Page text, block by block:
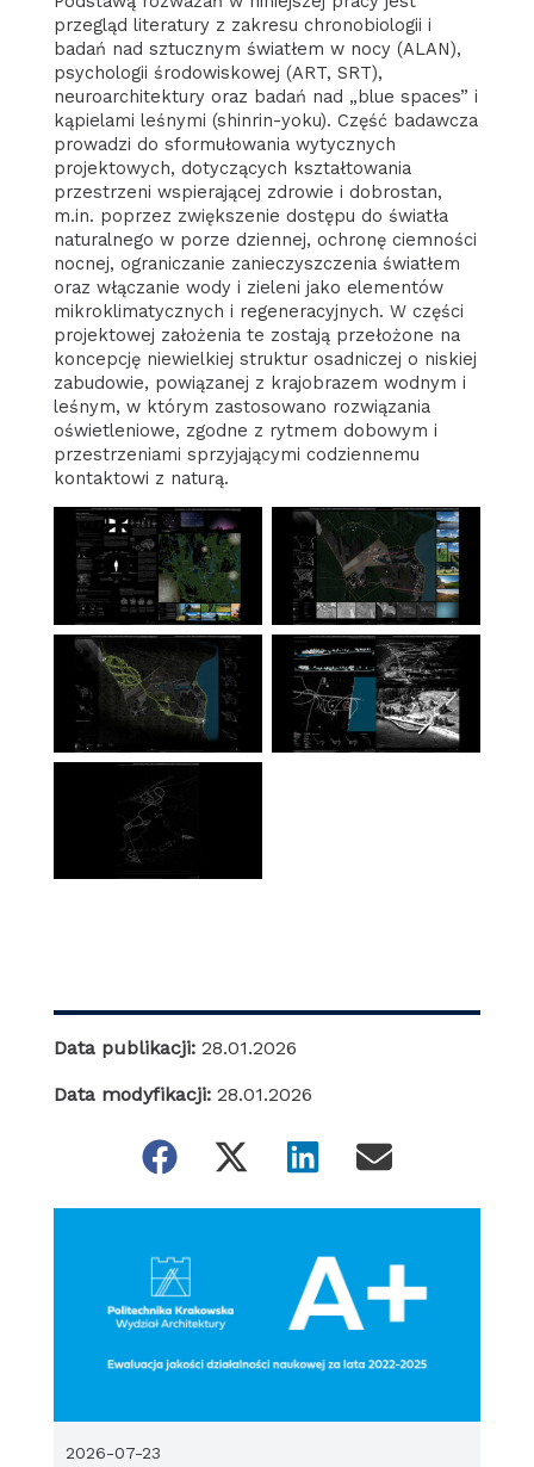
przegląd literatury z zakresu chronobiologii i
badań nad sztucznym światłem w nocy (ALAN),
psychologii środowiskowej (ART, SRT),
neuroarchitektury oraz badań nad „blue spaces” i
kąpielami leśnymi (shinrin-yoku). Część badawcza
prowadzi do sformułowania wytycznych
projektowych, dotyczących kształtowania
przestrzeni wspierającej zdrowie i dobrostan,
m.in. poprzez zwiększenie dostępu do światła
naturalnego w porze dziennej, ochronę ciemności
nocnej, ograniczanie zanieczyszczenia światłem
oraz włączanie wody i zieleni jako elementów
mikroklimatycznych i regeneracyjnych. W części
projektowej założenia te zostają przełożone na
koncepcję niewielkiej struktur osadniczej o niskiej
zabudowie, powiązanej z krajobrazem wodnym i
leśnym, w którym zastosowano rozwiązania
oświetleniowe, zgodne z rytmem dobowym i
przestrzeniami sprzyjającymi codziennemu
kontaktowi z naturą.
Data publikacji: 28.01.2026
Data modyfikacji: 28.01.2026
2026-07-23